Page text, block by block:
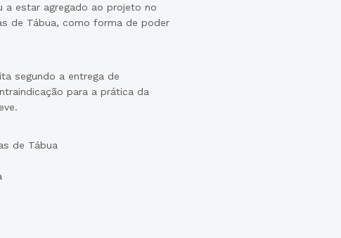
a estar agregado ao projeto no
de Tábua, como forma de poder
segundo a entrega de
para a prática da
de Tábua